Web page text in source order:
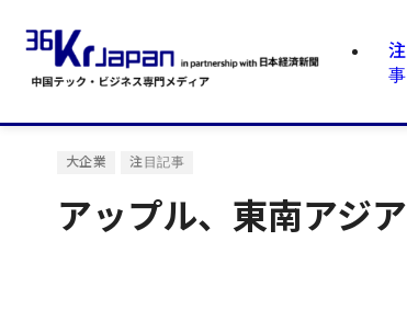
事
大企業 注目記事
アップル、東南アジ